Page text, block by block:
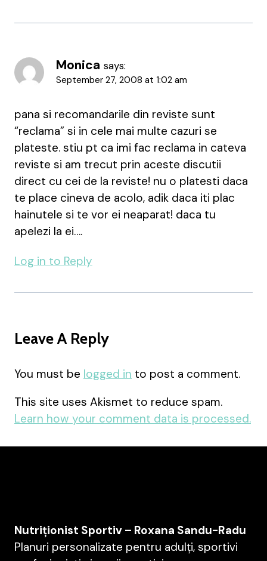
Monica says:
September 27, 2008 at 1:02 am
pana si recomandarile din reviste sunt
“reclama” si in cele mai multe cazuri se
plateste. stiu pt ca imi fac reclama in cateva
reviste si am trecut prin aceste discutii
direct cu cei de la reviste! nu o platesti daca
te place cineva de acolo, adik daca iti plac
hainutele si te vor ei neaparat! daca tu
apelezi la ei….
Log in to Reply
Leave A Reply
You must be logged in to post a comment.
This site uses Akismet to reduce spam.
Learn how your comment data is processed.
Nutriționist Sportiv – Roxana Sandu-Radu
Planuri personalizate pentru adulți, sportivi